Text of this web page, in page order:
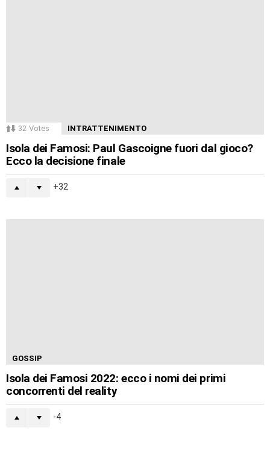
32 Votes INTRATTENIMENTO
Isola dei Famosi: Paul Gascoigne fuori dal gioco?
Ecco la decisione finale
32
GOSSIP
Isola dei Famosi 2022: ecco i nomi dei primi
concorrenti del reality
-4